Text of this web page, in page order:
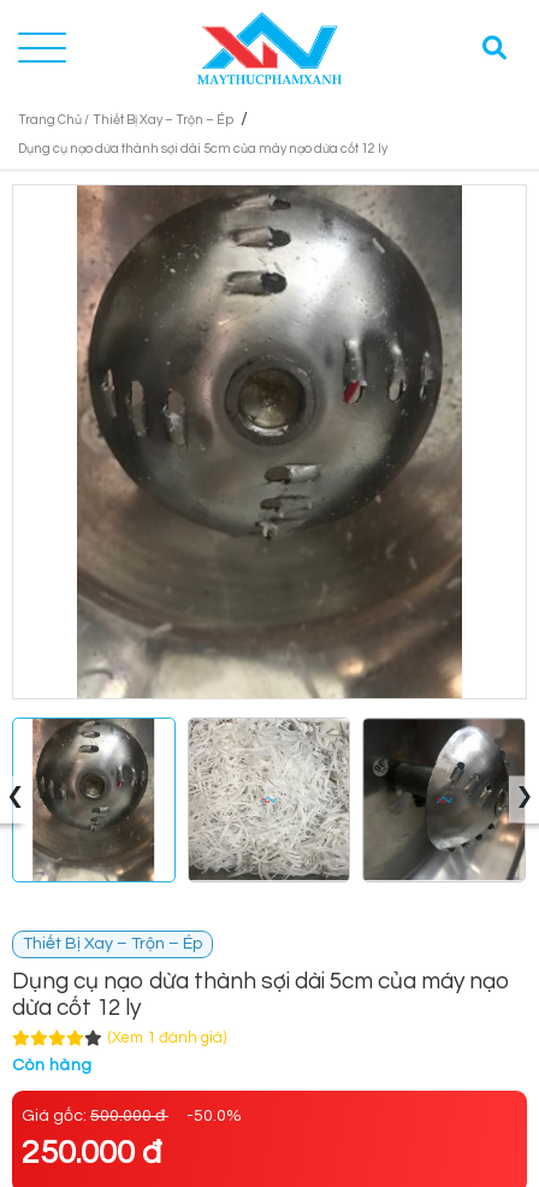
Trang Chủ / Thiết Bị Xay – Trộn – Ép /
Dụng cụ nạo dừa thành sợi dài 5cm của máy nạo dừa cốt 12 ly
‹ ›
Thiết Bị Xay – Trộn – Ép
Dụng cụ nạo dừa thành sợi dài 5cm của máy nạo
dừa cốt 12 ly
(Xem 1 đánh giá)
Còn hàng
Giá gốc: 500.000 đ -50.0%
250.000 đ